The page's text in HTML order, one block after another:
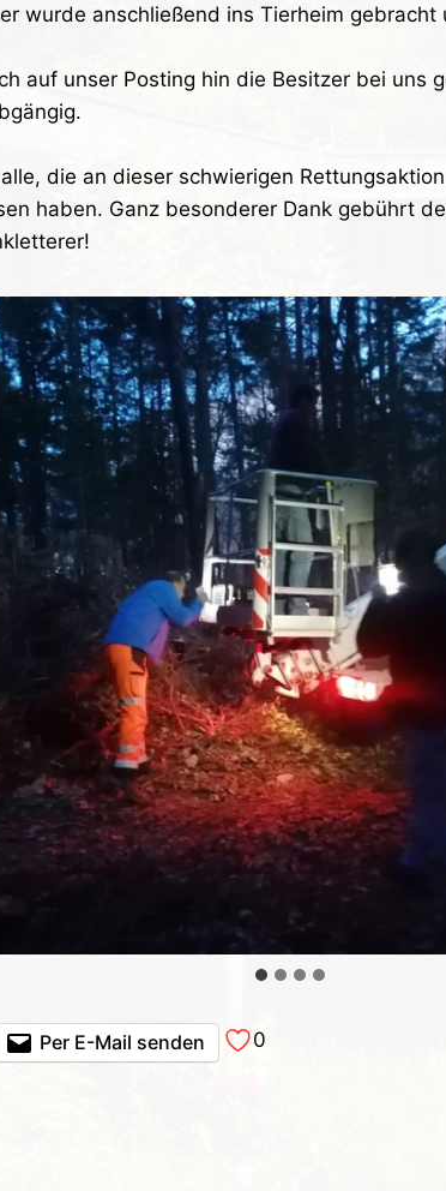
wurde anschließend ins Tierheim gebracht
auf unser Posting hin die Besitzer bei uns
die an dieser schwierigen
haben. Ganz besonderer Dank gebührt
Per E-Mail senden 0